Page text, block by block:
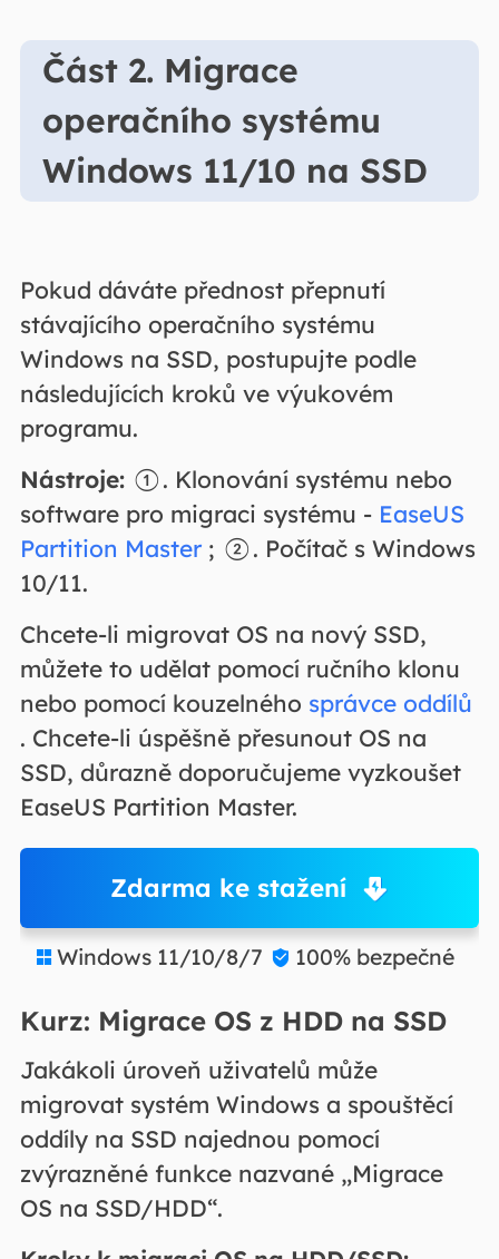
Část 2. Migrace
operačního systému
Windows 11/10 na SSD
Pokud dáváte přednost přepnutí
stávajícího operačního systému
Windows na SSD, postupujte podle
následujících kroků ve výukovém
programu.
Nástroje:①. Klonování systému nebo
software pro migraci systému - EaseUS
Partition Master; ②. Počítač s Windows
10/11.
Chcete-li migrovat OS na nový SSD,
můžete to udělat pomocí ručního klonu
nebo pomocí kouzelného správce oddílů
. Chcete-li úspěšně přesunout OS na
SSD, důrazně doporučujeme vyzkoušet
EaseUS Partition Master.
Zdarma ke stažení
 Windows 11/10/8/7  100% bezpečné
Kurz: Migrace OS z HDD na SSD
Jakákoli úroveň uživatelů může
migrovat systém Windows a spouštěcí
oddíly na SSD najednou pomocí
zvýrazněné funkce nazvané „Migrace
OS na SSD/HDD“.